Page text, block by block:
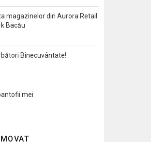
magazinelor din Aurora Retail
Bacău
Binecuvântate!
mei